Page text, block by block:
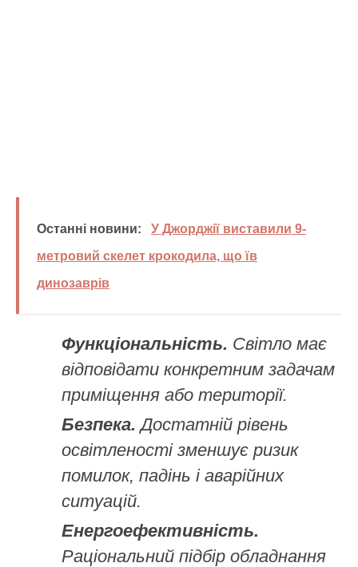
Останні новини:
У Джорджії виставили 9-
метровий скелет крокодила, що їв
динозаврів
Функціональність. Світло має
відповідати конкретним задачам
приміщення або території.
Безпека. Достатній рівень
освітленості зменшує ризик
помилок, падінь і аварійних
ситуацій.
Енергоефективність.
Раціональний підбір обладнання